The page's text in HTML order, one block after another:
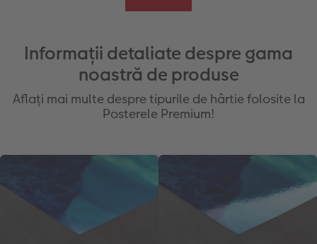
Informații detaliate despre gama
noastră de produse
Aflați mai multe despre tipurile de hârtie folosite la
Posterele Premium!